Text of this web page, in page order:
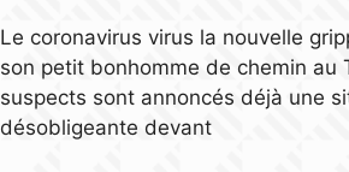
Le coronavirus virus la nouvelle
son petit bonhomme de chemin au
suspects sont annoncés déjà une
désobligeante devant